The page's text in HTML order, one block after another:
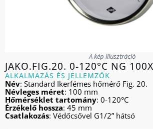
A kép illusztráció
JAKO.FIG.20. 0-120°C NG
ALKALMAZÁS ÉS JELLEMZŐK
Név: Standard Ikerfémes hőmérő Fig. 20.
Névleges méret: 100 mm
Hőmérséklet tartomány: 0-120°C
Érzékelő hossza: 45 mm
Csatlakozás: Védőcsővel G1/2” hátsó